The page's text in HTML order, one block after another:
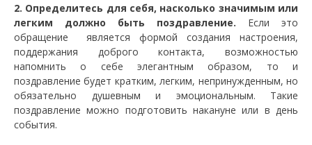
2. Определитесь для себя, насколько значимым или
легким должно быть поздравление. Если это
обращение является формой создания настроения,
поддержания доброго контакта, возможностью
напомнить о себе элегантным образом, то и
поздравление будет кратким, легким, непринужденным, но
обязательно душевным и эмоциональным. Такие
поздравление можно подготовить накануне или в день
события.